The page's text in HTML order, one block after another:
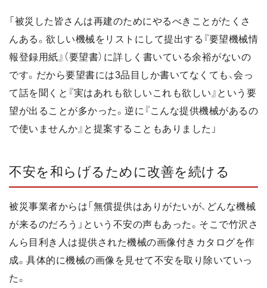
「被災した皆さんは再建のためにやるべきことがたくさ
んある。欲しい機械をリストにして提出する『要望機械情
報登録用紙』（要望書）に詳しく書いている余裕がないの
です。だから要望書には3品目しか書いてなくても、会っ
て話を聞くと『実はあれも欲しいこれも欲しい』という要
望が出ることが多かった。逆に『こんな提供機械があるの
で使いませんか』と提案することもありました」
不安を和らげるために改善を続ける
被災事業者からは「無償提供はありがたいが、どんな機械
が来るのだろう」という不安の声もあった。そこで竹沢さ
んら目利き人は提供された機械の画像付きカタログを作
成。具体的に機械の画像を見せて不安を取り除いていっ
た。